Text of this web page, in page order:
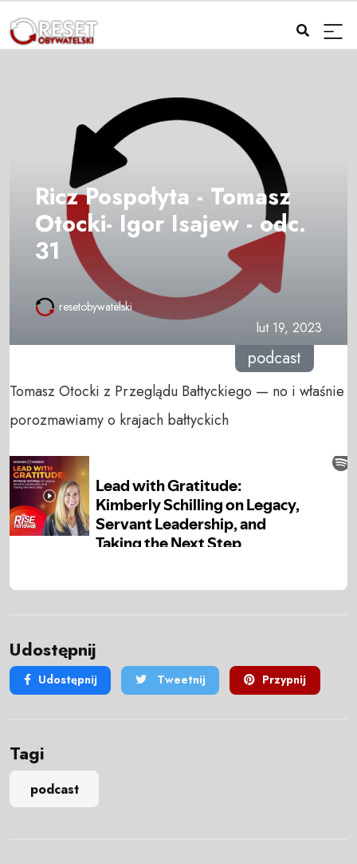
Ricz Pospołyta - Tomasz
Otocki- Igor Isajew - odc.
31
resetobywatelski
lut 19, 2023
podcast
Tomasz Otocki z Przeglądu Bałtyckiego — no i właśnie
porozmawiamy o krajach bałtyckich
Udostępnij
Udostępnij Tweetnij Przypnij
Tagi
podcast